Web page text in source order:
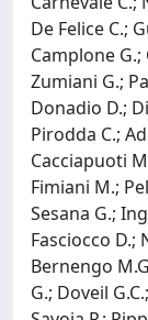
De Felice C.;
Camplone G.;
Zumiani G.;
Donadio D.;
Pirodda C.;
Cacciapuoti
Fimiani M.;
Sesana G.;
Fasciocco D.;
Bernengo
G.; Doveil